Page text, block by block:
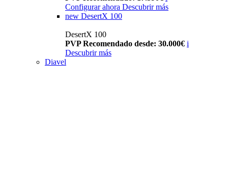
Configurar ahora Descubrir más
new DesertX 100
DesertX 100
PVP Recomendado desde: 30.000€ i
Descubrir más
Diavel